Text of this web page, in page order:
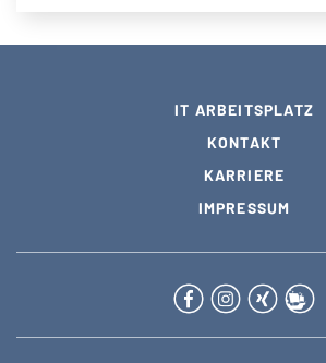
IT ARBEITSPLATZ
KONTAKT
KARRIERE
IMPRESSUM